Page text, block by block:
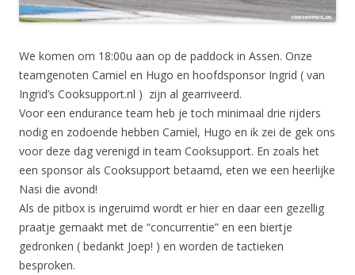
We komen om 18:00u aan op de paddock in Assen. Onze
teamgenoten Camiel en Hugo en hoofdsponsor Ingrid ( van
Ingrid’s Cooksupport.nl ) zijn al gearriveerd.
Voor een endurance team heb je toch minimaal drie rijders
nodig en zodoende hebben Camiel, Hugo en ik zei de gek ons
voor deze dag verenigd in team Cooksupport. En zoals het
een sponsor als Cooksupport betaamd, eten we een heerlijke
Nasi die avond!
Als de pitbox is ingeruimd wordt er hier en daar een gezellig
praatje gemaakt met de “concurrentie” en een biertje
gedronken ( bedankt Joep! ) en worden de tactieken
besproken.